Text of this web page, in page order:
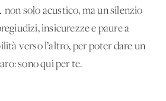
solo acustico, ma un silenzio
insicurezze e paure a
verso l’altro, per poter dare un
sono qui per te.